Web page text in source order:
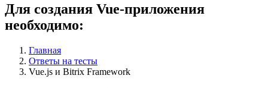
Для создания Vue-приложения
необходимо:
Главная
Ответы на тесты
Vue.js и Bitrix Framework